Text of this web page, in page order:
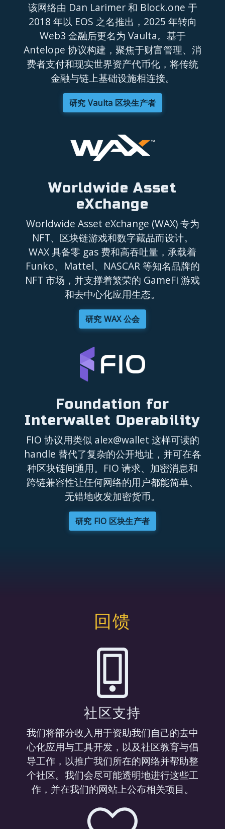
该网络由 Dan Larimer 和 Block.one 于
2018 年以 EOS 之名推出，2025 年转向
Web3 金融后更名为 Vaulta。基于
Antelope 协议构建，聚焦于财富管理、消
费者支付和现实世界资产代币化，将传统
金融与链上基础设施相连接。
研究 Vaulta 区块生产者
Worldwide Asset
eXchange
Worldwide Asset eXchange (WAX) 专为
NFT、区块链游戏和数字藏品而设计。
WAX 具备零 gas 费和高吞吐量，承载着
Funko、Mattel、NASCAR 等知名品牌的
NFT 市场，并支撑着繁荣的 GameFi 游戏
和去中心化应用生态。
研究 WAX 公会
Foundation for
Interwallet Operability
FIO 协议用类似 alex@wallet 这样可读的
handle 替代了复杂的公开地址，并可在各
种区块链间通用。FIO 请求、加密消息和
跨链兼容性让任何网络的用户都能简单、
无错地收发加密货币。
研究 FIO 区块生产者
回馈
社区支持
我们将部分收入用于资助我们自己的去中
心化应用与工具开发，以及社区教育与倡
导工作，以推广我们所在的网络并帮助整
个社区。我们会尽可能透明地进行这些工
作，并在我们的网站上公布相关项目。